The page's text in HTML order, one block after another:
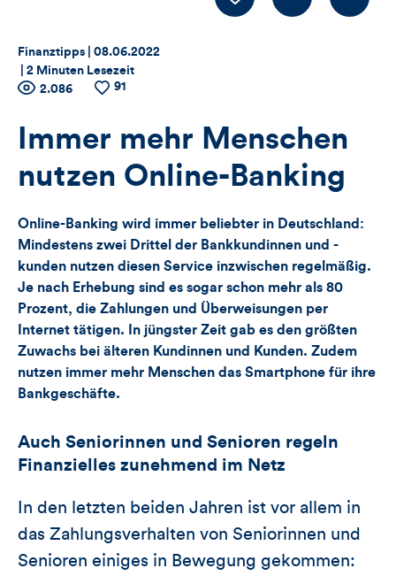
Thema:
Finanztipps | Datum:
08.06.2022
2 Minuten Lesezeit
Zähler
für
Views,
und
Kommentare
dieses
Artikels
Anzahl
Views
2.086
Anzahl
91
Immer mehr Menschen
nutzen Online-Banking
Online-Banking wird immer beliebter in Deutschland:
Mindestens zwei Drittel der Bankkundinnen und -
kunden nutzen diesen Service inzwischen regelmäßig.
Je nach Erhebung sind es sogar schon mehr als 80
Prozent, die Zahlungen und Überweisungen per
Internet tätigen. In jüngster Zeit gab es den größten
Zuwachs bei älteren Kundinnen und Kunden. Zudem
nutzen immer mehr Menschen das Smartphone für ihre
Bankgeschäfte.
Auch Seniorinnen und Senioren regeln
Finanzielles zunehmend im Netz
In den letzten beiden Jahren ist vor allem in
das Zahlungsverhalten von Seniorinnen und
Senioren einiges in Bewegung gekommen: